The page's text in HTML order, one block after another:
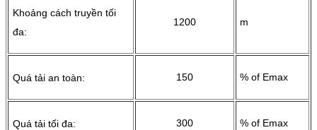
Khoảng cách truyền tối
đa:
1200 m
Quá tải an toàn: 150 % of Emax
Quá tải tối đa: 300 % of Emax